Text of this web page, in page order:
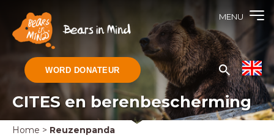
MENU
WORD DONATEUR
CITES en berenbescherming
Home > Reuzenpanda